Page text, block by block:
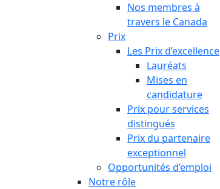
Nos membres à
travers le Canada
Prix
Les Prix d’excellence
Lauréats
Mises en
candidature
Prix pour services
distingués
Prix du partenaire
exceptionnel
Opportunités d’emploi
Notre rôle